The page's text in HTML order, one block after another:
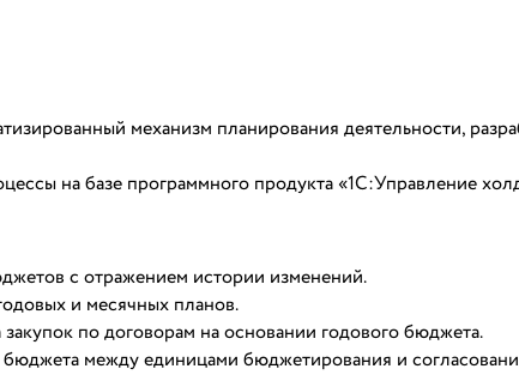
механизм планирования деятельности,
на базе программного продукта «1С:Управление
с отражением истории изменений.
и месячных планов.
закупок по договорам на основании годового бюджета.
между единицами бюджетирования и